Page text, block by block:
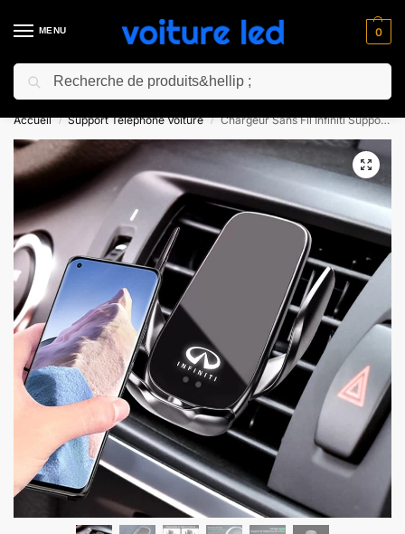
MENU 0
⚡ 10% de réduction pour les nouveaux clients avec le code “NC10”
Accueil / Support Téléphone Voiture / Chargeur Sans Fil Infiniti Support Téléphone Voiture